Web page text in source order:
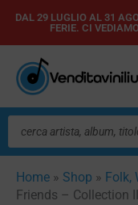
Vai
contenuto
DAL 29 LUGLIO AL 31
FERIE. CI
Ricerca
prodotti
Home » Shop » Folk,
Friends – Collection II